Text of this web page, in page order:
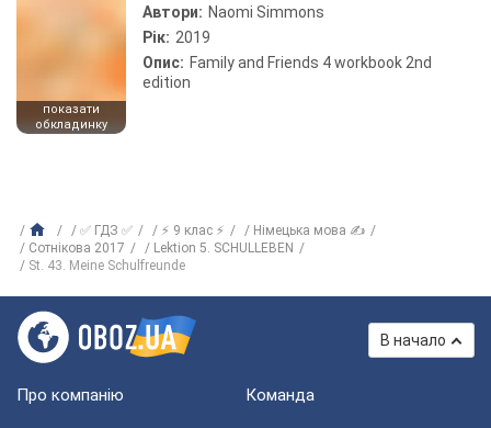
показати
обкладинку
Автори: Naomi Simmons
Рік: 2019
Опис: Family and Friends 4 workbook 2nd
edition
✅ ГДЗ ✅ ⚡ 9 клас ⚡
Німецька мова ✍
Сотнікова 2017
Lektion 5. SCHULLEBEN
St. 43. Meine Schulfreunde
В начало
Про компанію Команда